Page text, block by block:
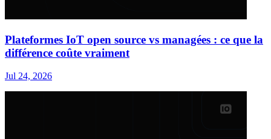
Plateformes IoT open source vs managées : ce que la
différence coûte vraiment
Jul 24, 2026